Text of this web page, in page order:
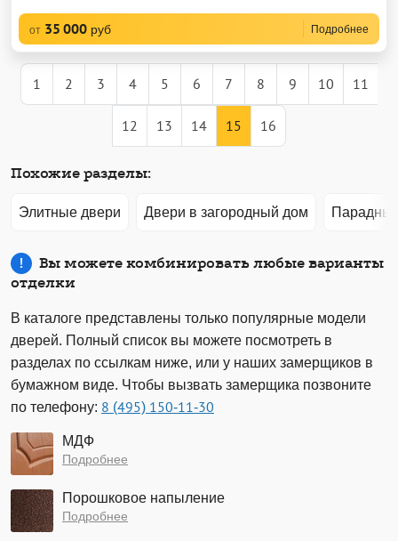
от 35 000 руб Подробнее
1 2 3 4 5 6 7 8 9 10 11
12 13 14 15 16
Похожие разделы:
Элитные двери Двери в загородный дом
Вы можете комбинировать любые варианты
отделки
В каталоге представлены только популярные модели
дверей. Полный список вы можете посмотреть в
разделах по ссылкам ниже, или у наших замерщиков в
бумажном виде. Чтобы вызвать замерщика позвоните
по телефону: 8 (495) 150-11-30
МДФ
Подробнее
Порошковое напыление
Подробнее